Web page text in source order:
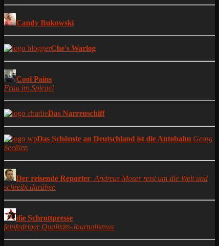
Candy Bukowski
Che's Warlog
Cool Pains
Frau im Spiegel
Das Narrenschiff
Das Schönste an Deutschland ist die Autobahn Georg
Seeßlen
Der reisende Reporter Andreas Moser reist um die Welt und
schreibt darüber.
die Schrottpresse
feinfedriger Qualitäts-Journalismus